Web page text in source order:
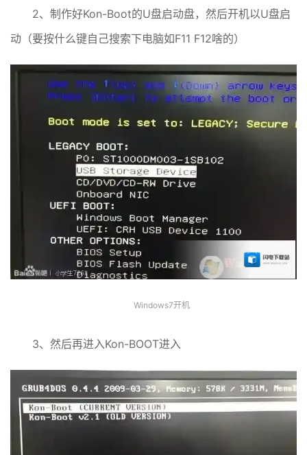
2、制作好Kon-Boot的U盘启动盘，然后开机以U盘启
动（要按什么键自己搜索下电脑如F11 F12啥的）
Windows7开机
3、然后再进入Kon-BOOT进入